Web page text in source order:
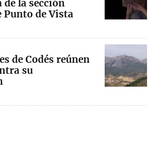
la sección
Punto de Vista
de Codés reúnen
su